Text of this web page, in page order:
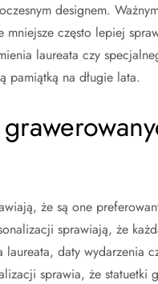
designem.
często lepiej
laureata czy
pamiątką na długie lata.
że są one
sprawiają, że
daty wydarzenia
sprawia, że